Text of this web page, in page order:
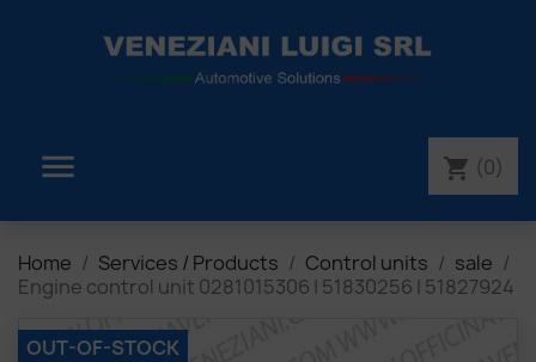
 shopping_cart (0)
Home Services / Products Control units
sale
Engine control unit 0281015306 | 51830256 | 51827924
OUT-OF-STOCK